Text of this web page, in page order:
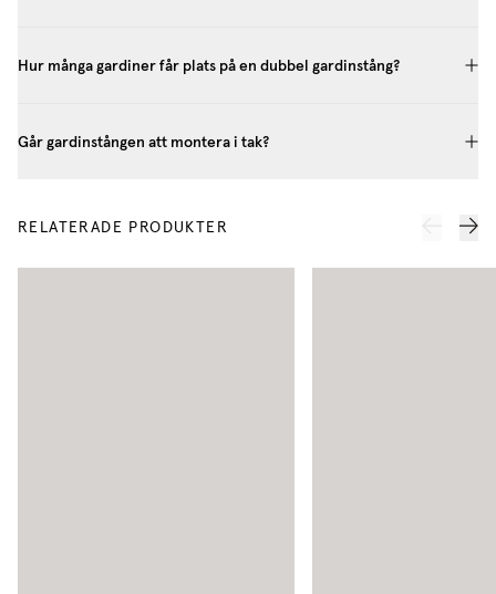
Hur många gardiner får plats på en dubbel gardinstång?
Går gardinstången att montera i tak?
RELATERADE PRODUKTER